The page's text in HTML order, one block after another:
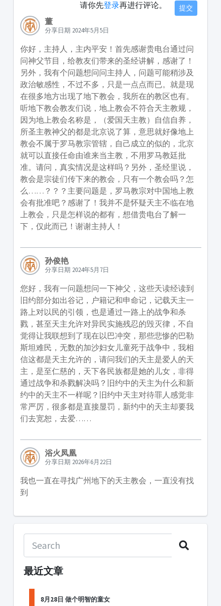
请你先登录再进行评论。 提交
董
分享日期 2024年5月5日
你好，主持人，主内平安！首先感谢贵电台通过问
问神父节目，给教友们带来的圣经讲解，感谢了！
另外，我有个问题想问问主持人，问题可能稍涉及
政治敏感性，不过不多，只是一点点而已。就是现
在很多地方出现了地下教会，我所在的教区也有。
听地下教会教友们说，地上教会不符合天主教规，
因为地上教会名称是，（爱国天主教）自信自养，
所圣主教神父的都是北京说了算，意思就好像地上
教会不属于罗马教宗管辖，自己成立的似的，北京
就可以直接任命由谁来当主教，不用罗马教廷批
准。请问，真实情况是这样吗？另外，圣经里说，
教会是宗徒们传下来的教会，只有一个教会吗？怎
么……？？？主要问题是，罗马教宗对中国地上教
会有批准吧？感谢了！我并不是怀疑天主不临在地
上教会，只是怎样说的都有，想借贵电台了解一
下，仅此而已！谢谢主持人！
孙俊艳
分享日期 2024年5月7日
您好，我有一问题想问一下神父，这些天读经读到
旧约部分如出谷记，户籍记和申命记，记载天主一
路上对以民的引领，也是通过一路上的战争和杀
戮，甚至天主允许对异民实施残忍的毁灭律，不自
觉得让我联想到了现在以巴冲突，那些悲惨的巴勒
斯坦难民，无数的加沙妇女儿童死于战争中，我相
信这都是天主允许的，请问我们的天主是爱人的天
主，是至仁慈的，天下各民族都是她的儿女，非得
通过战争和杀戮解决吗？旧约中的天主为什么和新
约中的天主不一样呢？旧约中天主对待罪人感觉非
常严厉，很多都是直接显罚，新约中的天主却要我
们去宽恕，去爱……
浴火凤凰
分享日期 2026年6月22日
我也一直在寻找广州地下的天主教会，一直没有找
到
最近文章
8月28日 做个明智的童女